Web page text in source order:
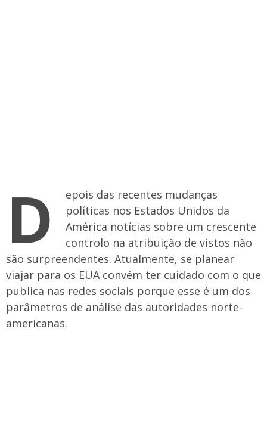
D
epois das recentes mudanças
políticas nos Estados Unidos da
América notícias sobre um crescente
controlo na atribuição de vistos não
são surpreendentes. Atualmente, se planear
viajar para os EUA convém ter cuidado com o que
publica nas redes sociais porque esse é um dos
parâmetros de análise das autoridades norte-
americanas.